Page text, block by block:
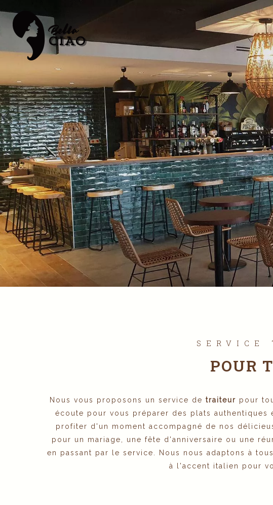
SERVICE
POUR
Nous vous proposons un service de traiteur pour
écoute pour vous préparer des plats
profiter d'un moment accompagné de nos
pour un mariage, une fête d'anniversaire ou une
en passant par le service. Nous nous adaptons à
à l'accent italien pour